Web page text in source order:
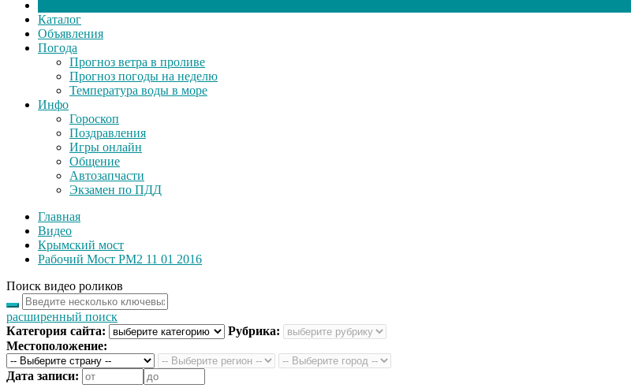
Каталог
Объявления
Погода
Прогноз ветра в проливе
Прогноз погоды на неделю
Температура воды в море
Инфо
Гороскоп
Поздравления
Игры онлайн
Общение
Автозапчасти
Экзамен по ПДД
Главная
Видео
Крымский мост
Рабочий Мост РМ2 11 01 2016
Поиск видео роликов
расширенный поиск
Категория сайта:
Рубрика:
Местоположение:
Дата записи: